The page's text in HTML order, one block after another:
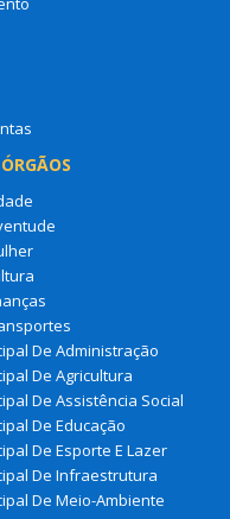
De Administração
De Agricultura
De Assistência Social
De Educação
De Esporte E Lazer
De Infraestrutura
De Meio-Ambiente